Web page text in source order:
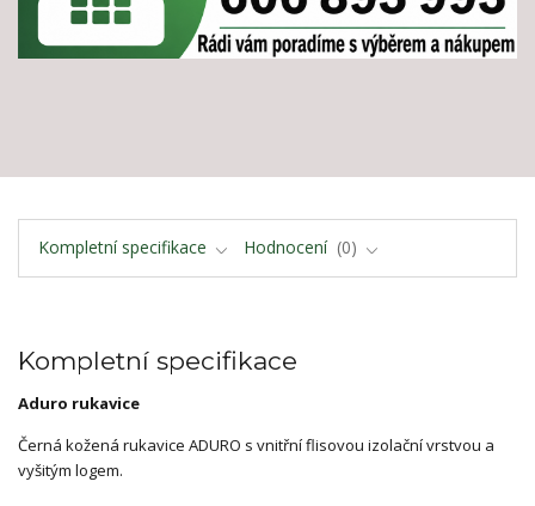
Kompletní specifikace Hodnocení 0
Kompletní specifikace
Aduro rukavice
Černá kožená rukavice ADURO s vnitřní flisovou izolační vrstvou a
vyšitým logem.